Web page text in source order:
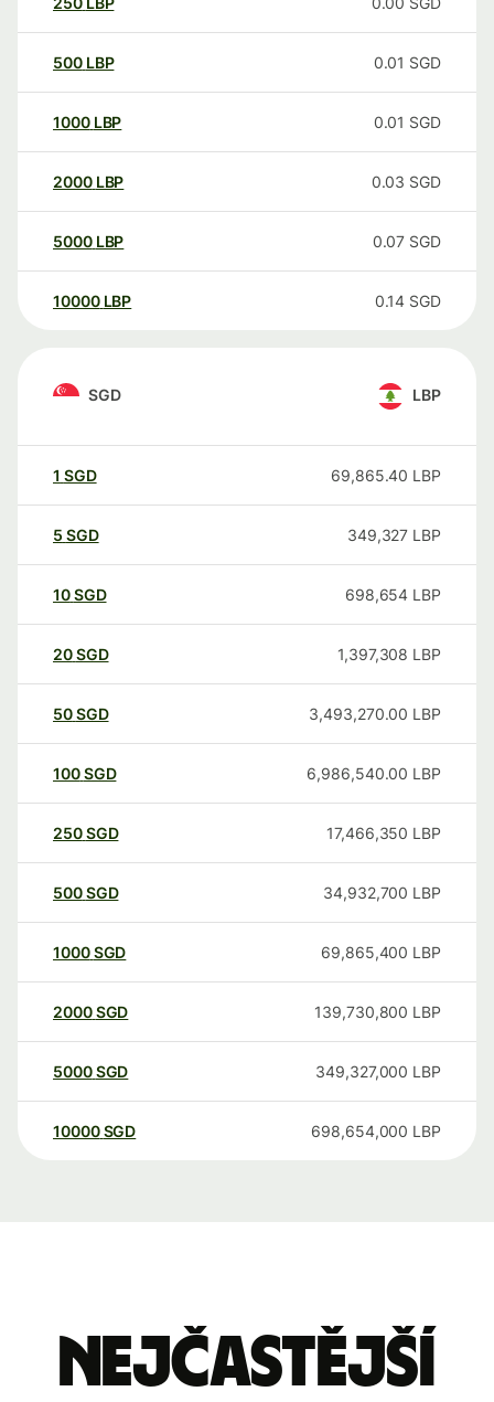
500 LBP 0.01 SGD
1000 LBP 0.01 SGD
2000 LBP 0.03 SGD
5000 LBP 0.07 SGD
10000 LBP 0.14 SGD
SGD LBP
1 SGD 69,865.40 LBP
5 SGD 349,327 LBP
10SGD 698,654 LBP
20SGD 1,397,308 LBP
50SGD 3,493,270.00 LBP
100SGD 6,986,540.00 LBP
250SGD 17,466,350 LBP
500SGD 34,932,700 LBP
1000SGD 69,865,400 LBP
2000SGD 139,730,800 LBP
5000SGD 349,327,000 LBP
10000 SGD 698,654,000 LBP
Nejčastější